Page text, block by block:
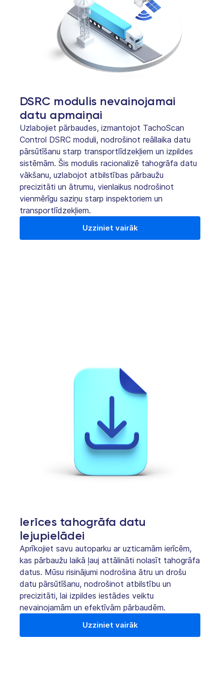
DSRC modulis nevainojamai
datu apmaiņai
Uzlabojiet pārbaudes, izmantojot TachoScan
Control DSRC moduli, nodrošinot reāllaika datu
pārsūtīšanu starp transportlīdzekļiem un izpildes
sistēmām. Šis modulis racionalizē tahogrāfa datu
vākšanu, uzlabojot atbilstības pārbaužu
precizitāti un ātrumu, vienlaikus nodrošinot
vienmērīgu saziņu starp inspektoriem un
transportlīdzekļiem.
Uzziniet vairāk
Ierīces tahogrāfa datu
lejupielādei
Aprīkojiet savu autoparku ar uzticamām ierīcēm,
kas pārbaužu laikā ļauj attālināti nolasīt tahogrāfa
datus. Mūsu risinājumi nodrošina ātru un drošu
datu pārsūtīšanu, nodrošinot atbilstību un
precizitāti, lai izpildes iestādes veiktu
nevainojamām un efektīvām pārbaudēm.
Uzziniet vairāk